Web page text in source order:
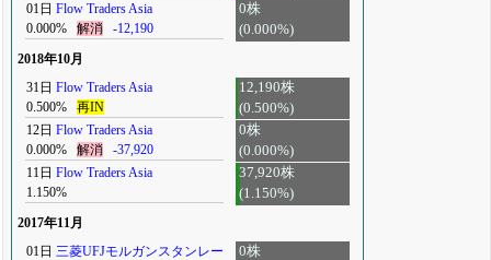
01日 Flow Traders Asia
0.000%
解消 -12,190
0株
(0.000%)
2018年10月
31日 Flow Traders Asia
0.500%
再IN
12,190株
(0.500%)
12日 Flow Traders Asia
0.000%
解消 -37,920
0株
(0.000%)
11日 Flow Traders Asia
1.150%
37,920株
(1.150%)
2017年11月
01日 三菱UFJモルガンスタンレー
0株